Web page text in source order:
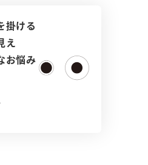
掛ける
え
お悩み